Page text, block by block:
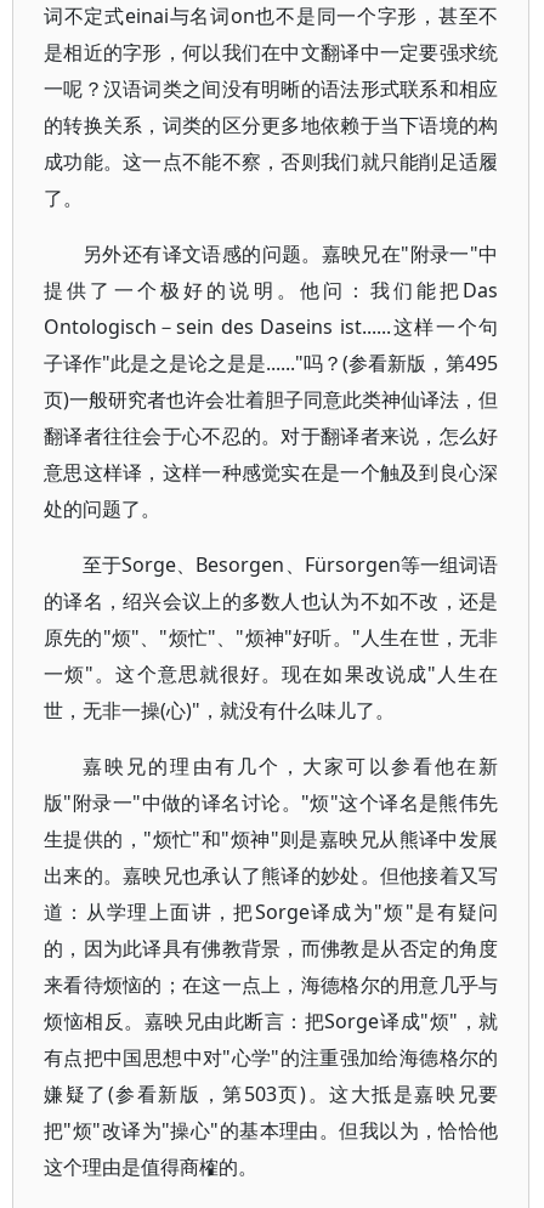
词不定式einai与名词on也不是同一个字形，甚至不
是相近的字形，何以我们在中文翻译中一定要强求统
一呢？汉语词类之间没有明晰的语法形式联系和相应
的转换关系，词类的区分更多地依赖于当下语境的构
成功能。这一点不能不察，否则我们就只能削足适履
了。
另外还有译文语感的问题。嘉映兄在"附录一"中
提供了一个极好的说明。他问：我们能把Das
Ontologisch－sein des Daseins ist......这样一个句
子译作"此是之是论之是是......"吗？(参看新版，第495
页)一般研究者也许会壮着胆子同意此类神仙译法，但
翻译者往往会于心不忍的。对于翻译者来说，怎么好
意思这样译，这样一种感觉实在是一个触及到良心深
处的问题了。
至于Sorge、Besorgen、Fürsorgen等一组词语
的译名，绍兴会议上的多数人也认为不如不改，还是
原先的"烦"、"烦忙"、"烦神"好听。"人生在世，无非
一烦"。这个意思就很好。现在如果改说成"人生在
世，无非一操(心)"，就没有什么味儿了。
嘉映兄的理由有几个，大家可以参看他在新
版"附录一"中做的译名讨论。"烦"这个译名是熊伟先
生提供的，"烦忙"和"烦神"则是嘉映兄从熊译中发展
出来的。嘉映兄也承认了熊译的妙处。但他接着又写
道：从学理上面讲，把Sorge译成为"烦"是有疑问
的，因为此译具有佛教背景，而佛教是从否定的角度
来看待烦恼的；在这一点上，海德格尔的用意几乎与
烦恼相反。嘉映兄由此断言：把Sorge译成"烦"，就
有点把中国思想中对"心学"的注重强加给海德格尔的
嫌疑了(参看新版，第503页)。这大抵是嘉映兄要
把"烦"改译为"操心"的基本理由。但我以为，恰恰他
这个理由是值得商榷的。